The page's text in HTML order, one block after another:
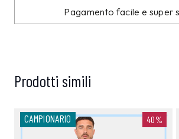
Pagamento facile e super
Prodotti simili
CAMPIONARIO 40%